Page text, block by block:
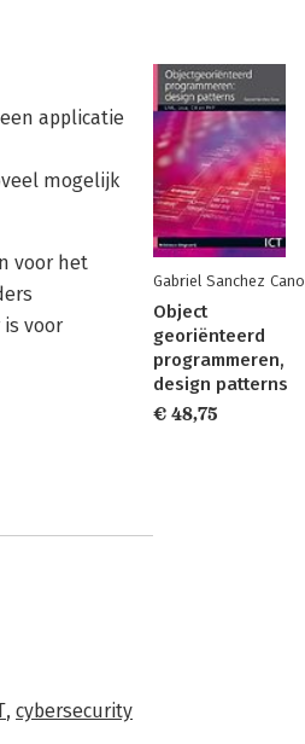
applicatie
mogelijk
voor het
voor
, cybersecurity
Gabriel Sanchez Cano
Object
georiënteerd
programmeren,
design patterns
€ 48,75